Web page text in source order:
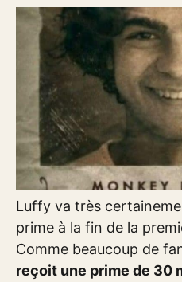
Luffy va très
prime à la fin de la
Comme beaucoup de
reçoit une prime de 30